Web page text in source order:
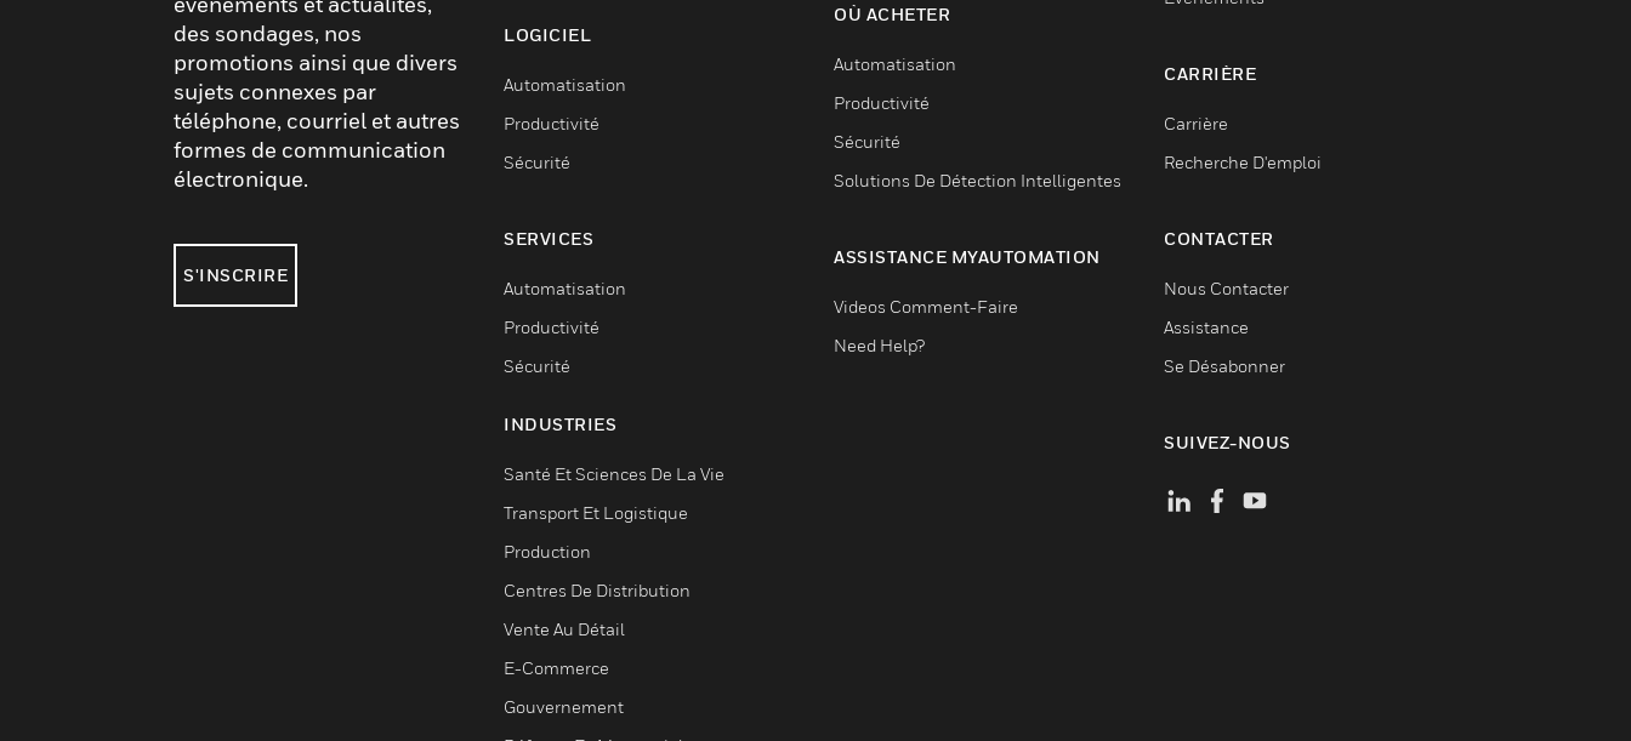
des sondages, nos
promotions ainsi que divers
sujets connexes par
téléphone, courriel et autres
formes de communication
électronique.
S'INSCRIRE
LOGICIEL
Automatisation
Productivité
Sécurité
SERVICES
Automatisation
Productivité
Sécurité
INDUSTRIES
Santé Et Sciences De La Vie
Transport Et Logistique
Production
Centres De Distribution
Vente Au Détail
E-Commerce
Gouvernement
OÙ ACHETER
Automatisation
Productivité
Sécurité
Solutions De Détection Intelligentes
ASSISTANCE MYAUTOMATION
Videos Comment-Faire
Need Help?
CARRIÈRE
Carrière
Recherche D'emploi
CONTACTER
Nous Contacter
Assistance
Se Désabonner
SUIVEZ-NOUS